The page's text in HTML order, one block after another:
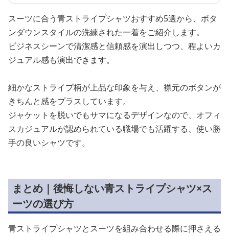
スーツに合う青ストライプシャツおすすめ5選から、ボタ
ンダウンスタイルの洗練された一着をご紹介します。
ビジネスシーンで清潔感と信頼感を演出しつつ、程よいカ
ジュアル感も演出できます。
細かなストライプ柄が上品な印象を与え、襟元のボタンが
きちんと感をプラスしています。
ジャケットを脱いでもサマになるデザインなので、オフィ
スカジュアルが認められている職場でも活躍する、使い勝
手の良いシャツです。
まとめ｜後悔しない青ストライプシャツ×ス
ーツの選び方
青ストライプシャツとスーツを組み合わせる際に押さえる